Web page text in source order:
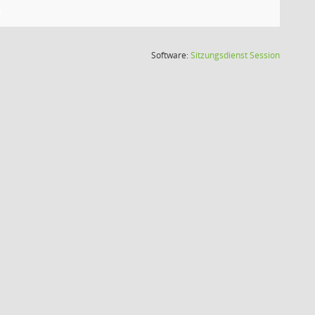
Software:SitzungsdienstSession(Wird in